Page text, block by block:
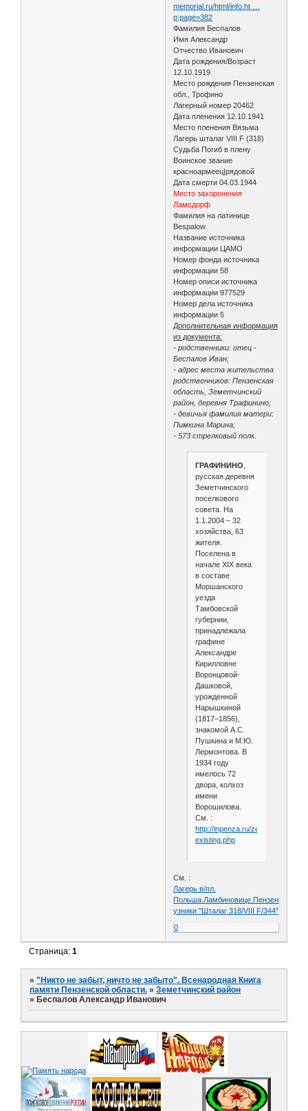
memorial.ru/html/info.ht …
p;page=382
Фамилия Беспалов
Имя Александр
Отчество Иванович
Дата рождения/Возраст
12.10.1919
Место рождения Пензенская
обл., Трофино
Лагерный номер 20462
Дата пленения 12.10.1941
Место пленения Вязьма
Лагерь шталаг VIII F (318)
Судьба Погиб в плену
Воинское звание
красноармеец|рядовой
Дата смерти 04.03.1944
Место захоронения
Ламсдорф
Фамилия на латинице
Bespalow
Название источника
информации ЦАМО
Номер фонда источника
информации 58
Номер описи источника
информации 977529
Номер дела источника
информации 5
Дополнительная информация
из документа:
- родственники: отец -
Беспалов Иван;
- адрес места жительства
родственников: Пензенская
область, Земетчинский
район, деревня Трафинино;
- девичья фамилия матери:
Пимкина Марина;
- 573 стрелковый полк.
ГРАФИНИНО
русская деревня
Земетчинского
поселкового
совета. На
1.1.2004 – 32
хозяйства, 63
жителя.
Поселена в
начале XIX века
в составе
Моршанского
уезда
Тамбовской
губернии,
принадлежала
графине
Александре
Кирилловне
Воронцовой-
Дашковой,
урожденной
Нарышкиной
(1817–1856),
знакомой А.С.
Пушкина и М.Ю.
Лермонтова. В
1934 году
имелось 72
двора, колхоз
имени
Ворошилова.
См. :
http://inpenza.ru/zemetchino/
existing.php
См. :
Лагерь в/пл.
Польша.Ламбиновице.Пензенцы-
узники "Шталаг 318/VIII F/344"
0
Страница:1
»"Никто не забыт, ничто не забыто". Всенародная Книга
памяти Пензенской области. »Земетчинский район
» Беспалов Александр Иванович